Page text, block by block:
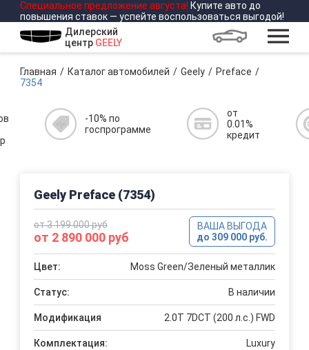
Специальное предложение августа! Купите авто до
повышения ставок — успейте воспользоваться выгодой!
Дилерский
центр GEELY
Главная Каталог автомобилей Geely
Preface
7354
-10% по
госпрограмме
от
0.01%
кредит
Geely Preface (7354)
от 3 199 000 руб
от 2 890 000 руб
ВАША ВЫГОДА
до 309 000 руб.
Цвет: Moss Green/Зеленый металлик
Статус: В наличии
Модификация 2.0T 7DCT (200 л.с.) FWD
Комплектация: Luxury